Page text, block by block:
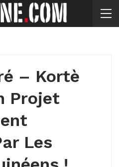
– Kortè
Projet
Les